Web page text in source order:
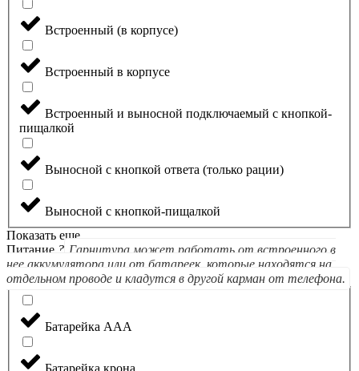
Встроенный (в корпусе)
Встроенный в корпусе
Встроенный и выносной подключаемый с кнопкой-
пищалкой
Выносной с кнопкой ответа (только рации)
Выносной с кнопкой-пищалкой
Показать еще
Питание ? Гарнитура может работать от встроенного в
нее аккумулятора или от батареек, которые находятся на
отдельном проводе и кладутся в другой карман от телефона.
Батарейка ААА
Батарейка крона